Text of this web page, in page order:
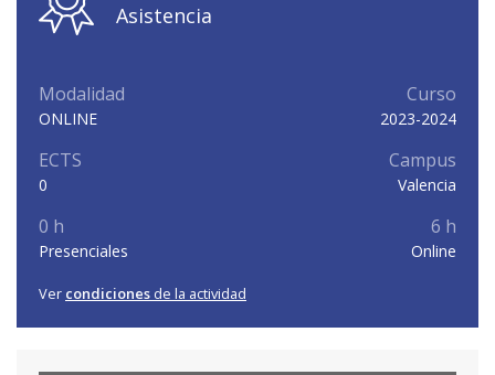
Asistencia
Modalidad
ONLINE
Curso
2023-2024
ECTS
0
Campus
Valencia
0 h
Presenciales
6 h
Online
Ver condiciones de la actividad